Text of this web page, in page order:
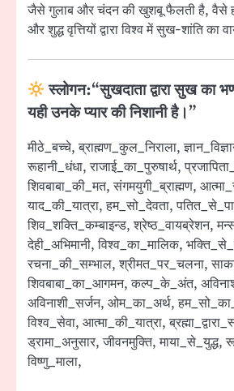
जैसे गुलाब और चंदन की खुशबू फैलती है, वैसे
और शुद्ध वृत्तियों द्वारा विश्व में सुख-शांति
स्लोगन:“सुखदाता द्वारा सुख का
यही उनके प्यार की निशानी है।”
मीठे_बच्चे, ब्राह्मण_कुल_निराला,
रूहानी_धंधा, राजाई_का_पुरुषार्थ,
शिवबाबा_की_मत, संगमयुगी_ब्राह्मण,
याद_की_यात्रा, हम_सो_देवता,
शिव_शक्ति_कम्बाइन्ड, श्रेष्ठ_वायब्रेशन,
देही_अभिमानी, विश्व_का_मालिक,
रचना_की_सम्भाल, श्रीमत_पर_चलना,
शिवबाबा_का_आगमन, कल्प_के_अंत,
अविनाशी_सर्जन, ओम_का_अर्थ,
विश्व_सेवा, आत्मा_की_यात्रा,
ड्रामा_अनुसार, जीवनमुक्ति, माया_से_युद्ध,
विष्णु_माला,